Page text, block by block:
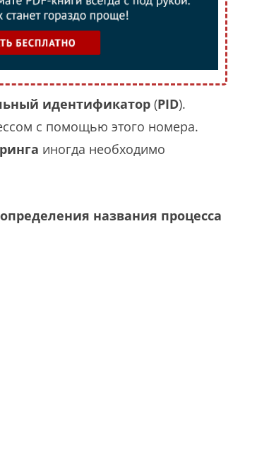
идентификатор (PID).
с помощью этого номера.
иногда необходимо
определения названия процесса